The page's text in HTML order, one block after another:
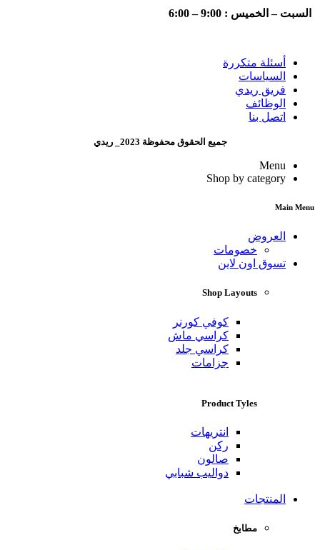
السبت – الخميس : 9:00 – 6:00
أسئلة متكررة
السياسات
فريق ريدي
الوظائف
اتصل بنا
جميع الحقوق محفوظة 2023_ ريدي
Menu
Shop by category
Main Menu
العروض
خصومات
تسوق اون لاين
Shop Layouts
كوفي كورنر
كراسي ماش
كراسي جلد
جزامات
Product Tyles
انتريهات
ركن
صالون
دواليب شبابي
المنتجات
مطابخ